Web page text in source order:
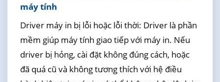
máy tính
Driver máy in bị lỗi hoặc lỗi thời: Driver là phần
mềm giúp máy tính giao tiếp với máy in. Nếu
driver bị hỏng, cài đặt không đúng cách, hoặc
đã quá cũ và không tương thích với hệ điều